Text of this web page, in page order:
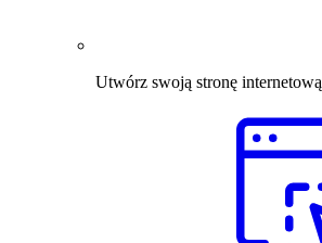
Utwórz swoją stronę internetową